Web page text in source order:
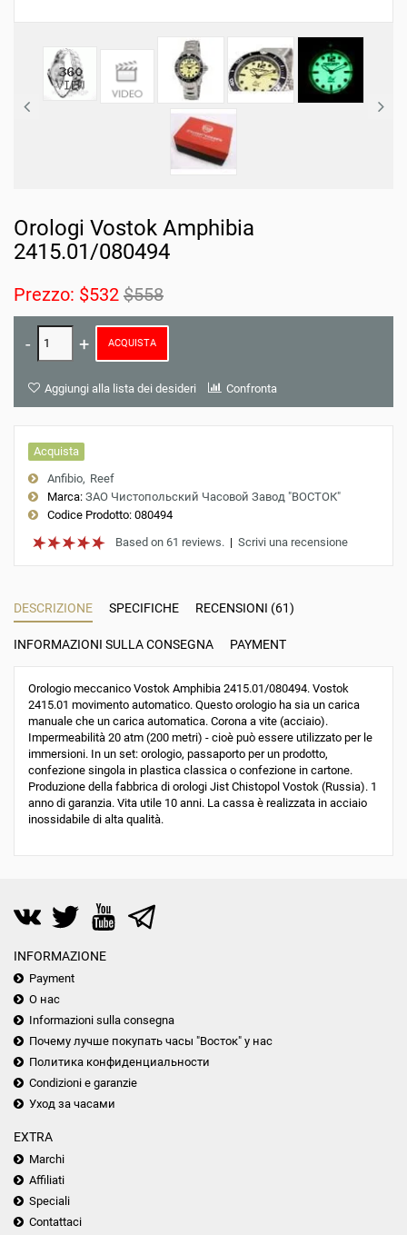
Orologi Vostok Amphibia
2415.01/080494
Prezzo: $532 $558
ACQUISTA
Aggiungi alla lista dei desideri Confronta
Acquista
Anfibio Reef
Marca: ЗАО Чистопольский Часовой Завод "ВОСТОК"
Codice Prodotto: 080494
Based on 61 reviews. | Scrivi una recensione
DESCRIZIONE SPECIFICHE RECENSIONI (61)
INFORMAZIONI SULLA CONSEGNA PAYMENT
Orologio meccanico Vostok Amphibia 2415.01/080494. Vostok
2415.01 movimento automatico. Questo orologio ha sia un carica
manuale che un carica automatica. Corona a vite (acciaio).
Impermeabilità 20 atm (200 metri) - cioè può essere utilizzato per le
immersioni. In un set: orologio, passaporto per un prodotto,
confezione singola in plastica classica o confezione in cartone.
Produzione della fabbrica di orologi Jist Chistopol Vostok (Russia). 1
anno di garanzia. Vita utile 10 anni. La cassa è realizzata in acciaio
inossidabile di alta qualità.
INFORMAZIONE
Payment
О нас
Informazioni sulla consegna
Почему лучше покупать часы "Восток" у нас
Политика конфиденциальности
Condizioni e garanzie
Уход за часами
EXTRA
Marchi
Affiliati
Speciali
Contattaci